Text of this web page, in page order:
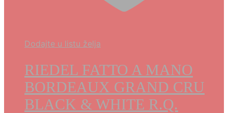
Dodajte u listu želja
RIEDEL FATTO A MANO
BORDEAUX GRAND CRU
BLACK & WHITE R.Q.